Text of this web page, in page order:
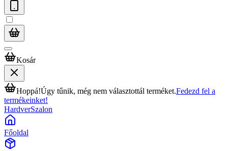
Kosár
Hoppá!Úgy tűnik, még nem választottál terméket.Fedezd fel a
termékeinket!
HardverSzalon
Főoldal